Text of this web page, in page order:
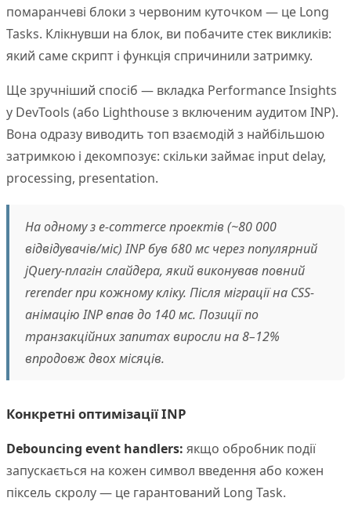
помаранчеві блоки з червоним куточком — це Long
Tasks. Клікнувши на блок, ви побачите стек викликів:
який саме скрипт і функція спричинили затримку.
Ще зручніший спосіб — вкладка Performance Insights
у DevTools (або Lighthouse з включеним аудитом INP).
Вона одразу виводить топ взаємодій з найбільшою
затримкою і декомпозує: скільки займає input delay,
processing, presentation.
На одному з e-commerce проектів (~80 000
відвідувачів/міс) INP був 680 мс через популярний
jQuery-плагін слайдера, який виконував повний
rerender при кожному кліку. Після міграції на CSS-
анімацію INP впав до 140 мс. Позиції по
транзакційних запитах виросли на 8–12%
впродовж двох місяців.
Конкретні оптимізації INP
Debouncing event handlers: якщо обробник події
запускається на кожен символ введення або кожен
піксель скролу — це гарантований Long Task.